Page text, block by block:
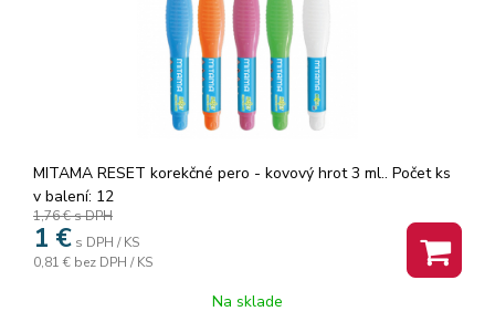
MITAMA RESET korekčné pero - kovový hrot 3 ml.. Počet ks
v balení: 12
1,76 €s DPH
1 € s DPH / KS
0,81 € bez DPH / KS
Na sklade